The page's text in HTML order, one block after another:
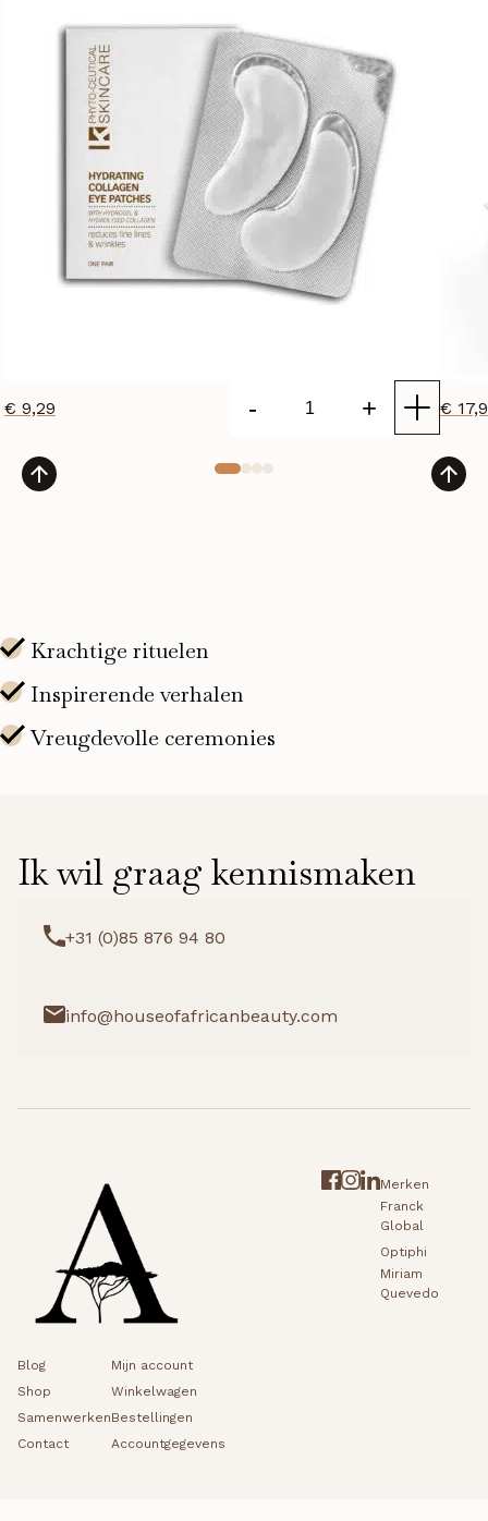
€ 9,29 -
Hydrating
Eye
+ €
Ik wil graag kennismaken
+31 (0)85 876 94 80
info@houseofafricanbeauty.com
Merken
Franck
Global
Optiphi
Miriam
Quevedo
Blog
Shop
Samenwerken
Contact
Mijn account
Winkelwagen
Bestellingen
Accountgegevens